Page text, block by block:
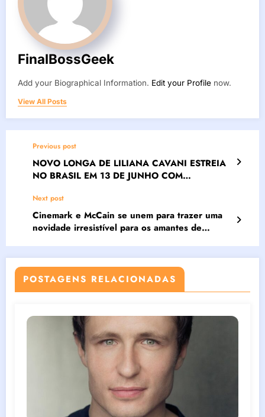
FinalBossGeek
Add your Biographical Information. Edit your Profile now.
View All Posts
Previous post
NOVO LONGA DE LILIANA CAVANI ESTREIA
NO BRASIL EM 13 DE JUNHO COM
Next post
Cinemark e McCain se unem para trazer uma
novidade irresistível para os amantes de
POSTAGENS RELACIONADAS